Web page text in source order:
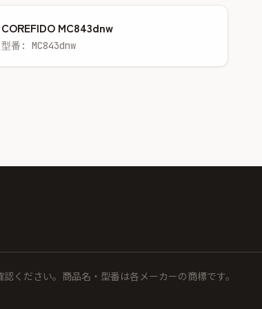
COREFIDO MC843dnw
型番: MC843dnw
ください。商品名・型番は各メーカーの商標です。